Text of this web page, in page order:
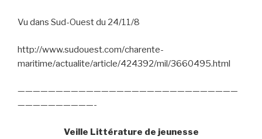
Vu dans Sud-Ouest du 24/11/8
http://www.sudouest.com/charente-
maritime/actualite/article/424392/mil/3660495.html
—————————————————————————————
——————————-
Veille Littérature de jeunesse